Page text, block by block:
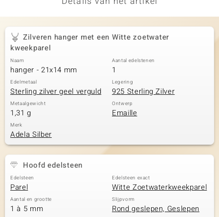
Zilveren hanger met een Witte zoetwater
kweekparel
Naam
hanger - 21x14 mm
Aantal edelstenen
1
Edelmetaal
Sterling zilver geel verguld
Legering
925 Sterling Zilver
Metaalgewicht
1,31 g
Ontwerp
Emaille
Merk
Adela Silber
Hoofd edelsteen
Edelsteen
Parel
Edelsteen exact
Witte Zoetwaterkweekparel
Aantal en grootte
1 à 5 mm
Slijpvorm
Rond geslepen, Geslepen